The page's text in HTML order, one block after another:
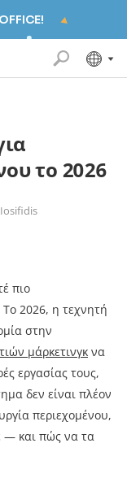
το 2026
πιο
2026, η τεχνητή
στην
μάρκετινγκ να
εργασίας τους,
δεν είναι πλέον
περιεχομένου,
— και πώς να τα